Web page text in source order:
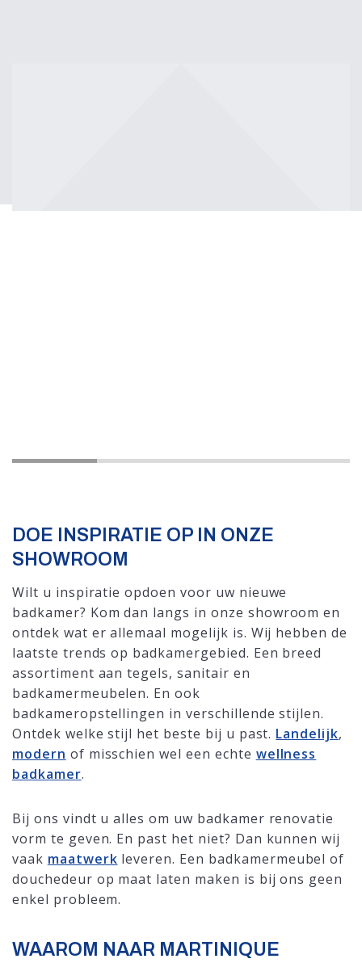
DOE INSPIRATIE OP IN ONZE
SHOWROOM
Wilt u inspiratie opdoen voor uw nieuwe
badkamer? Kom dan langs in onze showroom en
ontdek wat er allemaal mogelijk is. Wij hebben de
laatste trends op badkamergebied. Een breed
assortiment aan tegels, sanitair en
badkamermeubelen. En ook
badkameropstellingen in verschillende stijlen.
Ontdek welke stijl het beste bij u past. Landelijk,
modern of misschien wel een echte wellness
badkamer.
Bij ons vindt u alles om uw badkamer renovatie
vorm te geven. En past het niet? Dan kunnen wij
vaak maatwerk leveren. Een badkamermeubel of
douchedeur op maat laten maken is bij ons geen
enkel probleem.
WAAROM NAAR MARTINIQUE